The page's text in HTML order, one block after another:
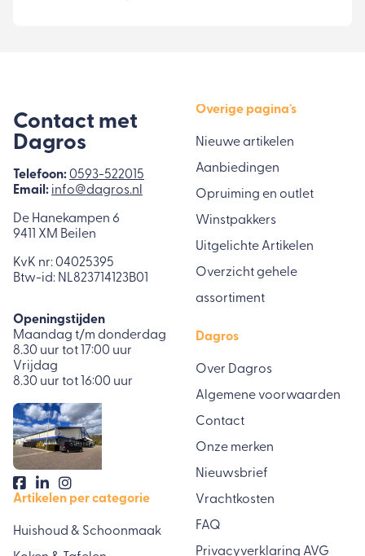
Contact met
Dagros
Telefoon:0593-522015
Email: info@dagros.nl
De Hanekampen 6
9411 XM Beilen
KvK nr: 04025395
Btw-id: NL823714123B01
Openingstijden
Maandag t/m donderdag
8.30 uur tot 17:00 uur
Vrijdag
8.30 uur tot 16:00 uur
Artikelen per categorie
Huishoud & Schoonmaak
Overige pagina's
Nieuwe artikelen
Aanbiedingen
Opruiming en outlet
Winstpakkers
Uitgelichte Artikelen
Overzicht gehele
assortiment
Dagros
Over Dagros
Algemene voorwaarden
Contact
Onze merken
Nieuwsbrief
Vrachtkosten
FAQ
Privacyverklaring AVG